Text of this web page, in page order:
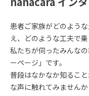
患者ご家族がどのよう
え、どのような工夫で
私たちが伺ったみんな
ーページ」です。
普段はなかなか知るこ
な声に触れてみませんか